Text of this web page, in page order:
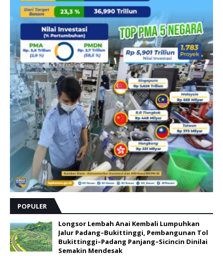
POPULER
Longsor Lembah Anai Kembali Lumpuhkan
Jalur Padang–Bukittinggi, Pembangunan Tol
Bukittinggi–Padang Panjang–Sicincin Dinilai
Semakin Mendesak